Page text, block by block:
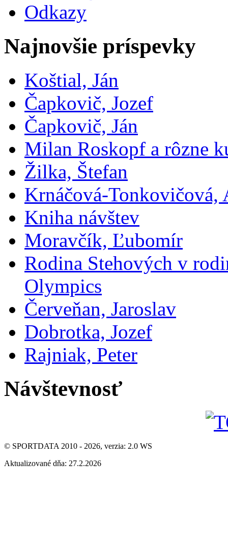
Odkazy
Najnovšie príspevky
Koštial, Ján
Čapkovič, Jozef
Čapkovič, Ján
Milan Roskopf a rôzne
Žilka, Štefan
Krnáčová-Tonkovičová,
Kniha návštev
Moravčík, Ľubomír
Rodina Stehových v
Olympics
Červeňan, Jaroslav
Dobrotka, Jozef
Rajniak, Peter
Návštevnosť
© SPORTDATA 2010 - 2026, verzia: 2.0 WS
Aktualizované dňa: 27.2.2026